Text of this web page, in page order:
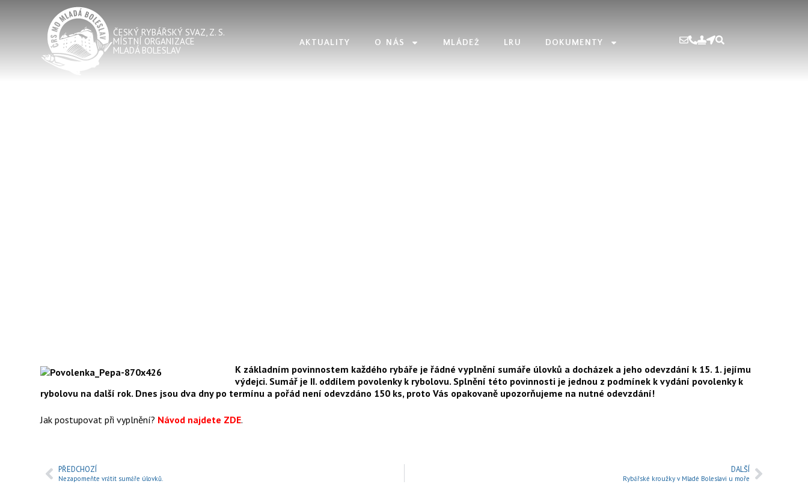
ČESKÝ RYBÁŘSKÝ SVAZ, Z. S.
MÍSTNÍ ORGANIZACE
MLADÁ BOLESLAV
AKTUALITY O NÁS MLÁDEŽ LRU DOKUMENTY
K základním povinnostem každého rybáře je řádné vyplnění sumáře úlovků a docházek a jeho odevzdání k 15. 1. jejímu
výdejci. Sumář je II. oddílem povolenky k rybolovu. Splnění této povinnosti je jednou z podmínek k vydání povolenky k
rybolovu na další rok. Dnes jsou dva dny po termínu a pořád není odevzdáno 150 ks, proto Vás opakovaně upozorňujeme na nutné odevzdání!
Jak postupovat při vyplnění? Návod najdete ZDE.
PŘEDCHOZÍ
Nezapomeňte vrátit sumáře úlovků.
DALŠÍ
Rybářské kroužky v Mladé Boleslavi u moře